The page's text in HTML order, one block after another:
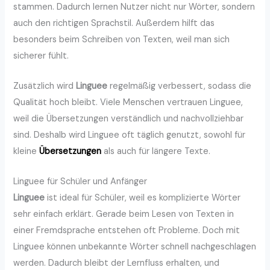
stammen. Dadurch lernen Nutzer nicht nur Wörter, sondern
auch den richtigen Sprachstil. Außerdem hilft das
besonders beim Schreiben von Texten, weil man sich
sicherer fühlt.
Zusätzlich wirdLinguee regelmäßig verbessert, sodass die
Qualität hoch bleibt. Viele Menschen vertrauen Linguee,
weil die Übersetzungen verständlich und nachvollziehbar
sind. Deshalb wird Linguee oft täglich genutzt, sowohl für
kleineÜbersetzungenals auch für längere Texte.
Linguee für Schüler und Anfänger
Linguee ist ideal für Schüler, weil es komplizierte Wörter
sehr einfach erklärt. Gerade beim Lesen von Texten in
einer Fremdsprache entstehen oft Probleme. Doch mit
Linguee können unbekannte Wörter schnell nachgeschlagen
werden. Dadurch bleibt der Lernfluss erhalten, und